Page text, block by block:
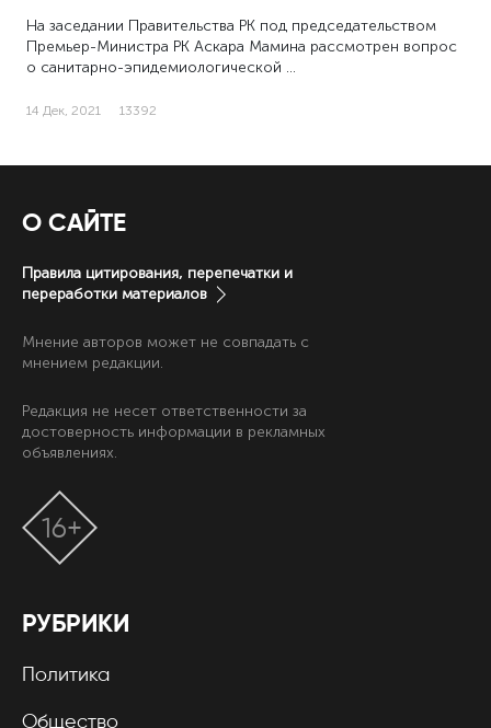
На заседании Правительства РК под председательством
Премьер-Министра РК Аскара Мамина рассмотрен вопрос
о санитарно-эпидемиологической …
14 Дек, 2021 13392
О САЙТЕ
Правила цитирования, перепечатки и
переработки материалов
Мнение авторов может не совпадать с
мнением редакции.
Редакция не несет ответственности за
достоверность информации в рекламных
объявлениях.
РУБРИКИ
Политика
Общество
16+